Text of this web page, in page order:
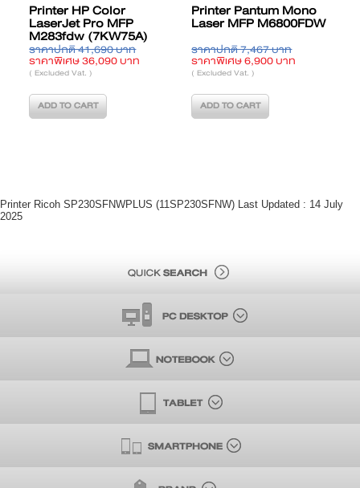
Printer HP Color
LaserJet Pro MFP
M283fdw (7KW75A)
ราคาปกติ 41,690 บาท
ราคาพิเศษ 36,090 บาท
( Excluded Vat. )
ADD TO CART
Printer Pantum Mono
Laser MFP M6800FDW
ราคาปกติ 7,467 บาท
ราคาพิเศษ 6,900 บาท
( Excluded Vat. )
ADD TO CART
Printer Ricoh SP230SFNWPLUS (11SP230SFNW) Last Updated : 14 July
2025